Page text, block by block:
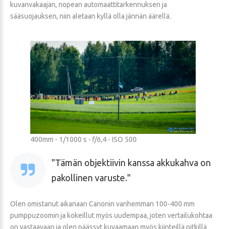
kuvanvakaajan, nopean automaattitarkennuksen ja
sääsuojauksen, niin aletaan kyllä olla jännän äärellä.
400mm - 1/1000 s - f/6,4 - ISO 500
Tämän objektiivin kanssa akkukahva on
pakollinen varuste.
Olen omistanut aikanaan Canonin vanhemman 100-400 mm
pumppuzoomin ja kokeillut myös uudempaa, joten vertailukohtaa
on vastaavaan ja olen päässyt kuvaamaan myös kiinteillä pitkillä